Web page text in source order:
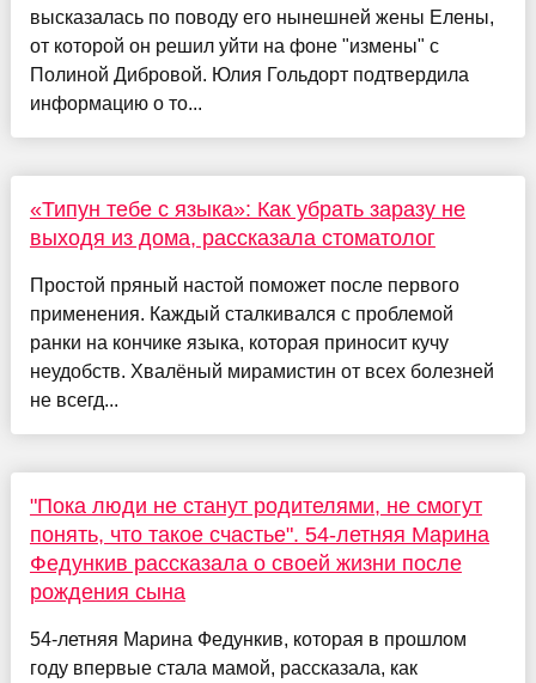
высказалась по поводу его нынешней жены Елены,
от которой он решил уйти на фоне "измены" с
Полиной Дибровой. Юлия Гольдорт подтвердила
информацию о то...
«Типун тебе с языка»: Как убрать заразу не
выходя из дома, рассказала стоматолог
Простой пряный настой поможет после первого
применения. Каждый сталкивался с проблемой
ранки на кончике языка, которая приносит кучу
неудобств. Хвалёный мирамистин от всех болезней
не всегд...
"Пока люди не станут родителями, не смогут
понять, что такое счастье". 54-летняя Марина
Федункив рассказала о своей жизни после
рождения сына
54-летняя Марина Федункив, которая в прошлом
году впервые стала мамой, рассказала, как